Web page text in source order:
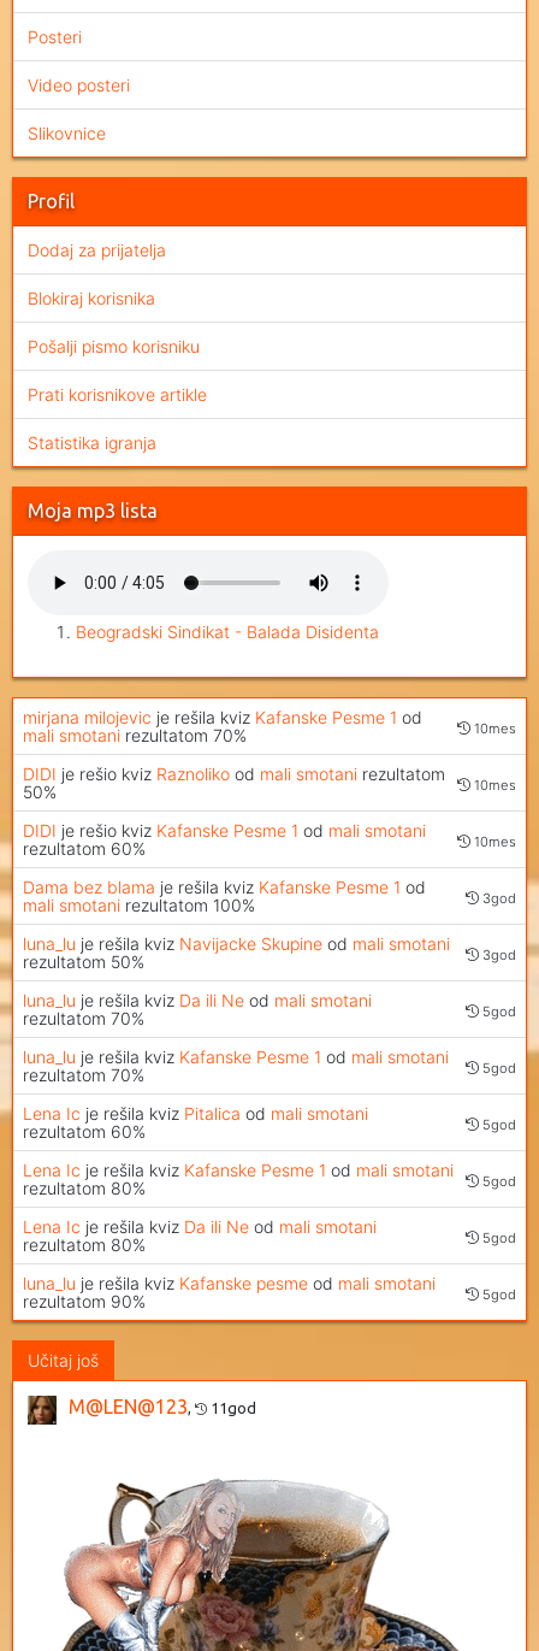
Posteri
Video posteri
Slikovnice
Profil
Dodaj za prijatelja
Blokiraj korisnika
Pošalji pismo korisniku
Prati korisnikove artikle
Statistika igranja
Moja mp3 lista
Beogradski Sindikat - Balada Disidenta
mirjana milojevic je rešila kviz Kafanske Pesme 1 od
mali smotani rezultatom 70% 10mes
DIDI je rešio kviz Raznoliko od mali smotani rezultatom
50%
10mes
DIDI je rešio kviz Kafanske Pesme 1 od mali smotani
rezultatom 60%
10mes
Dama bez blama je rešila kviz Kafanske Pesme 1 od
mali smotani rezultatom 100% 3god
luna_lu je rešila kviz Navijacke Skupine od mali smotani
rezultatom 50%
3god
luna_lu je rešila kviz Da ili Ne od mali smotani
rezultatom 70%
5god
luna_lu je rešila kviz Kafanske Pesme 1 od mali smotani
rezultatom 70%
5god
Lena Ic je rešila kviz Pitalica od mali smotani
rezultatom 60%
5god
Lena Ic je rešila kviz Kafanske Pesme 1 od mali smotani
rezultatom 80%
5god
Lena Ic je rešila kviz Da ili Ne od mali smotani
rezultatom 80%
5god
luna_lu je rešila kviz Kafanske pesme od mali smotani
rezultatom 90%
5god
Učitaj još
M@LEN@123, 11god